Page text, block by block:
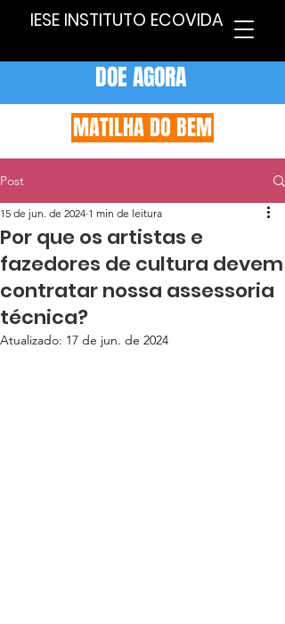
IESE INSTITUTO ECOVIDA
DOE AGORA
MATILHA DO BEM
Post
Por que os artistas e
fazedores de cultura devem
contratar nossa assessoria
técnica?
15 de jun. de 2024 1 min de leitura
Atualizado: 17 de jun. de 2024